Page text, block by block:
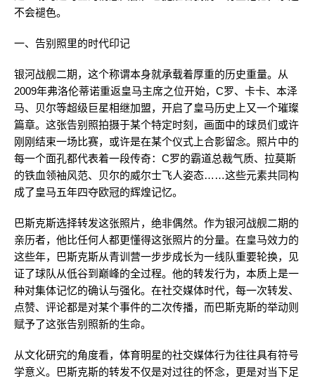
不会褪色。
一、告别照里的时代印记
银河战舰二期，这个称谓本身就承载着厚重的历史重量。从
2009年弗洛伦蒂诺重返皇马主席之位开始，C罗、卡卡、本泽
马、贝尔等超级巨星相继加盟，开启了皇马历史上又一个璀璨
篇章。这张告别照拍摄于某个特定时刻，画面中的球员们或许
刚刚结束一场比赛，或许是在某个仪式上合影留念。照片中的
每一个面孔都代表着一段传奇：C罗的霸道总裁气质、拉莫斯
的铁血领袖风范、贝尔的威尔士飞人姿态……这些元素共同构
成了皇马五年四夺欧冠的辉煌记忆。
巴斯克斯选择转发这张照片，绝非偶然。作为银河战舰二期的
亲历者，他比任何人都更懂得这张照片的分量。在皇马效力的
这些年，巴斯克斯从青训营一步步成长为一线队重要轮换，见
证了球队从低谷到巅峰的全过程。他的转发行为，本质上是一
种对集体记忆的确认与强化。在社交媒体时代，每一次转发、
点赞、评论都是对某个事件的二次传播，而巴斯克斯的举动则
赋予了这张告别照新的生命。
从文化研究的角度看，体育明星的社交媒体行为往往具有符号
学意义。巴斯克斯的转发不仅是对过往的怀念，更是对当下足